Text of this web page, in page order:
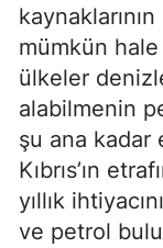
mümkün
ülkeler
alabilmenin
şu ana kadar
Kıbrıs’ın
yıllık
ve petrol